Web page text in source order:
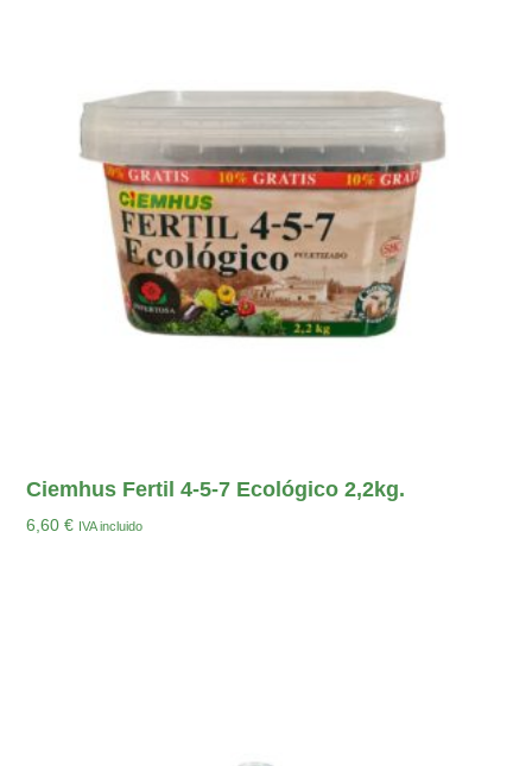
Ciemhus Fertil 4-5-7 Ecológico 2,2kg.
6,60€ IVA incluido